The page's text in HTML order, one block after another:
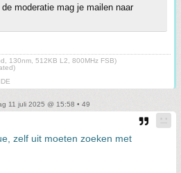
moderatie mag je mailen naar
130nm, 512KB L2, 800MHz FSB)
11 juli 2025 @ 15:58 • 49
zelf uit moeten zoeken met